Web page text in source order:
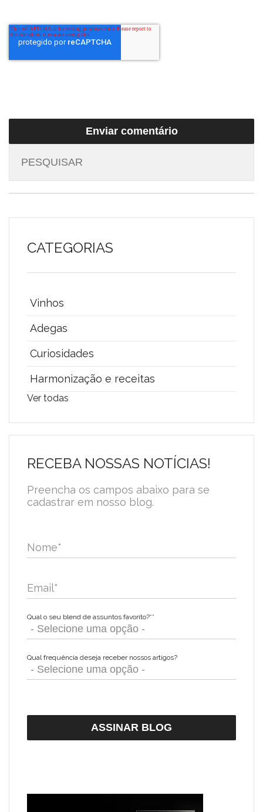
CATEGORIAS
Vinhos
Adegas
Curiosidades
Harmonização e receitas
Ver todas
RECEBA NOSSAS NOTÍCIAS!
Preencha os campos abaixo para se
cadastrar em nosso blog.
Nome*
Email*
Qual o seu blend de assuntos favorito?**
Qual frequência deseja receber nossos artigos?